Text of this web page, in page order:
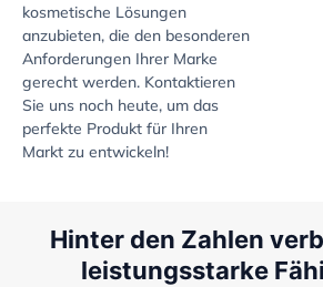
kosmetische Lösungen
anzubieten, die den besonderen
Anforderungen Ihrer Marke
gerecht werden. Kontaktieren
Sie uns noch heute, um das
perfekte Produkt für Ihren
Markt zu entwickeln!
Hinter den Zahlen
leistungsstarke